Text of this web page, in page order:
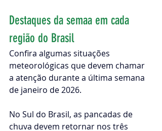
Destaques da semaa em cada
região do Brasil
Confira algumas situações
meteorológicas que devem chamar
a atenção durante a última semana
de janeiro de 2026.
No Sul do Brasil, as pancadas de
chuva devem retornar nos três